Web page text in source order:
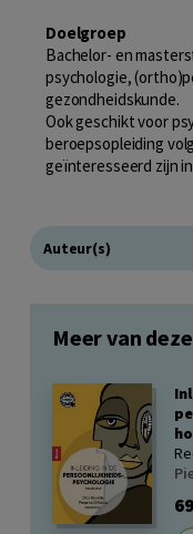
Doelgroep
Bachelor- en
psychologie,
gezondheidskunde.
Ook geschikt voor
beroepsopleiding
geïnteresseerd zijn
Auteur(s)
Meer van